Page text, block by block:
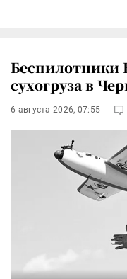
Беспилотники
сухогруза в
6 августа 2026, 07:55